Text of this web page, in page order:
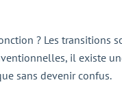
? Les transitions
il existe
sans devenir confus.